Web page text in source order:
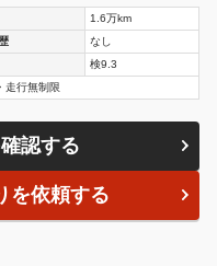
1.6万km
なし
検9.3
走行無制限
認する
を依頼する